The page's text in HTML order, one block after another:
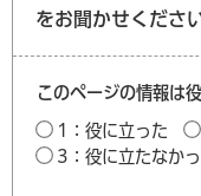
をお聞かせくださ
このページの情報は
1：役に立った
3：役に立たなか